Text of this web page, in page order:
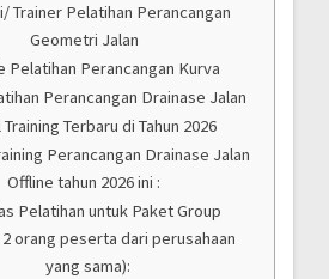
Trainer Pelatihan Perancangan
Geometri Jalan
Pelatihan Perancangan Kurva
Perancangan Drainase Jalan
Terbaru di Tahun 2026
Perancangan Drainase Jalan
Offline tahun 2026 ini :
Pelatihan untuk Paket Group
2 orang peserta dari perusahaan
yang sama):